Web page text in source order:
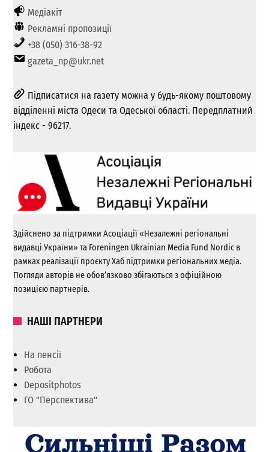
Медіакіт
Рекламні пропозиції
+38 (050) 316-38-92
gazeta_np@ukr.net
Підписатися на газету можна у будь-якому поштовому
відділенні міста Одеси та Одеської області. Передплатний
індекс - 96217.
Здійснено за підтримки Асоціації «Незалежні регіональні
видавці України» та Foreningen Ukrainian Media Fund Nordic в
рамках реалізації проєкту Хаб підтримки регіональних медіа.
Погляди авторів не обов’язково збігаються з офіційною
позицією партнерів.
НАШІ ПАРТНЕРИ
На пенсії
Робота
Depositphotos
ГО "Перспектива"